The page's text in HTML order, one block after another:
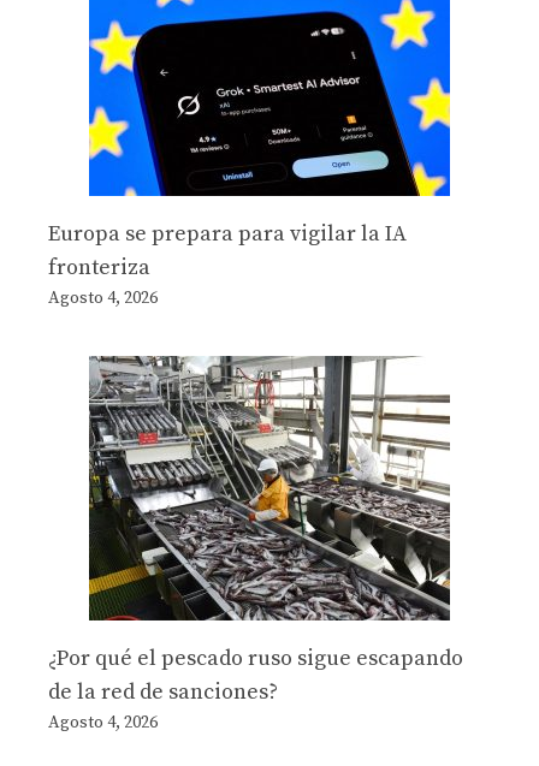
Europa se prepara para vigilar la IA
fronteriza
Agosto 4, 2026
¿Por qué el pescado ruso sigue escapando
de la red de sanciones?
Agosto 4, 2026